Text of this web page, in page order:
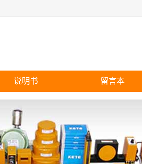
说明书 留言本